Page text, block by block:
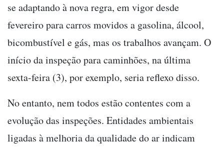
se adaptando à nova regra, em vigor desde
fevereiro para carros movidos a gasolina, álcool,
bicombustível e gás, mas os trabalhos avançam. O
início da inspeção para caminhões, na última
sexta-feira (3), por exemplo, seria reflexo disso.
No entanto, nem todos estão contentes com a
evolução das inspeções. Entidades ambientais
ligadas à melhoria da qualidade do ar indicam